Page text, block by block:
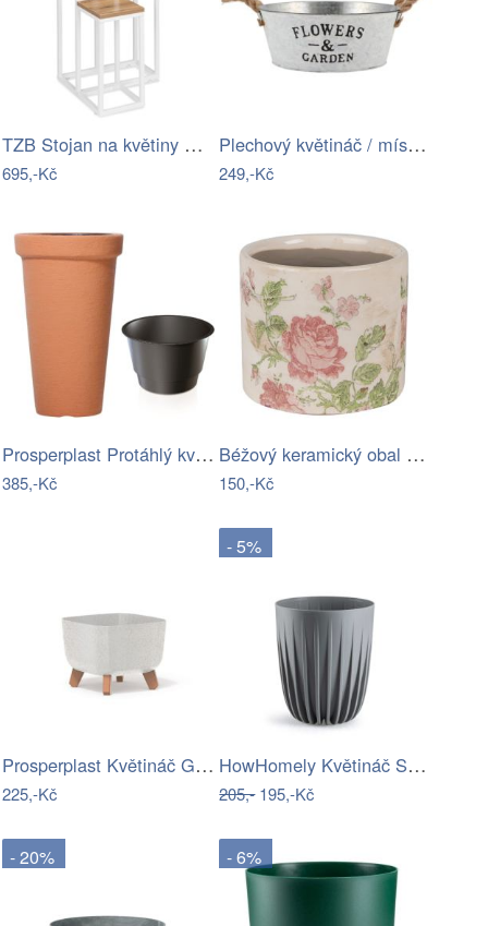
TZB Stojan na květiny Munir bílý/dub…
695,-Kč
Plechový květináč / mísa s jutovými…
249,-Kč
Prosperplast Protáhlý květináč Classic…
385,-Kč
Béžový keramický obal na květináč s…
150,-Kč
Prosperplast Květináč GRACIE SQUAT ECO…
225,-Kč
- 5%
HowHomely Květináč STRIPPED 25x30 cm…
205,-195,-Kč
- 20% - 6%